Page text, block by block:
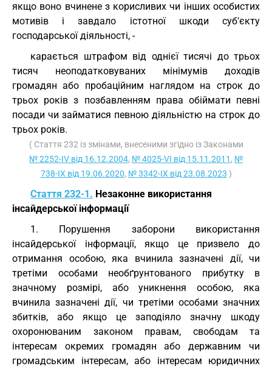
якщо воно вчинене з корисливих чи інших особистих
мотивів і завдало істотної шкоди суб'єкту
господарської діяльності, -
карається штрафом від однієї тисячі до трьох
тисяч неоподатковуваних мінімумів доходів
громадян або пробаційним наглядом на строк до
трьох років з позбавленням права обіймати певні
посади чи займатися певною діяльністю на строк до
трьох років.
( Стаття 232 із змінами, внесеними згідно із Законами
№ 2252-IV від 16.12.2004, № 4025-VI від 15.11.2011 , №
738-IX від 19.06.2020, № 3342-IX від 23.08.2023 )
Стаття 232-1. Незаконне використання
інсайдерської інформації
1. Порушення заборони використання
інсайдерської інформації, якщо це призвело до
отримання особою, яка вчинила зазначені дії, чи
третіми особами необґрунтованого прибутку в
значному розмірі, або уникнення особою, яка
вчинила зазначені дії, чи третіми особами значних
збитків, або якщо це заподіяло значну шкоду
охоронюваним законом правам, свободам та
інтересам окремих громадян або державним чи
громадським інтересам, або інтересам юридичних